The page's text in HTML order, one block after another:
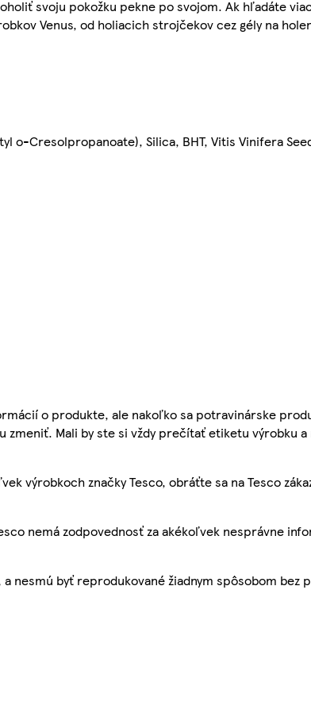
svoju pokožku pekne po svojom. Ak hľadáte
Venus, od holiacich strojčekov cez gély na
o-Cresolpropanoate), Silica, BHT, Vitis Vinifera
o produkte, ale nakoľko sa potravinárske
zmeniť. Mali by ste si vždy prečítať etiketu výrobku
výrobkoch značky Tesco, obráťte sa na Tesco
nemá zodpovednosť za akékoľvek nesprávne
nesmú byť reprodukované žiadnym spôsobom bez